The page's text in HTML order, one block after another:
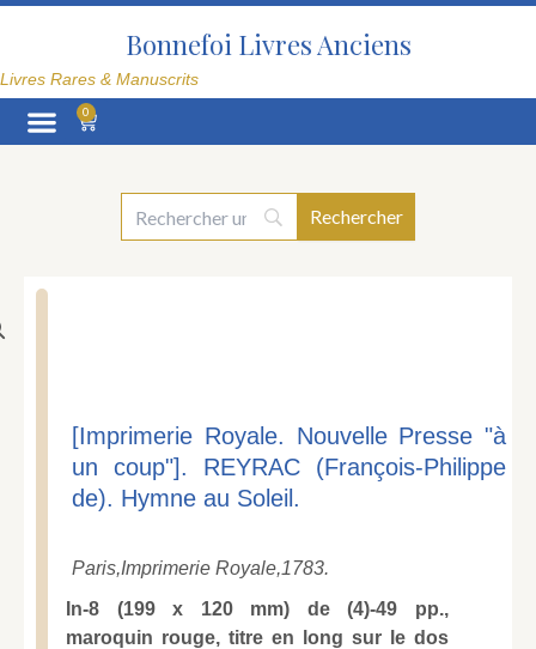
Aller
Bonnefoi Livres Anciens
Livres Rares & Manuscrits
0
Panier
[Imprimerie Royale. Nouvelle Presse "à
un coup"]. REYRAC (François-Philippe
de). Hymne au Soleil.
Paris,Imprimerie Royale,1783.
In-8 (199 x 120 mm) de (4)-49 pp.,
maroquin rouge, titre en long sur le dos